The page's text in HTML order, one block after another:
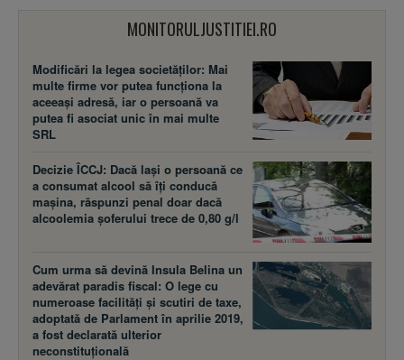
MONITORULJUSTITIEI.RO
Modificări la legea societăţilor: Mai
multe firme vor putea funcţiona la
aceeaşi adresă, iar o persoană va
putea fi asociat unic în mai multe
SRL
Decizie ÎCCJ: Dacă laşi o persoană ce
a consumat alcool să îţi conducă
maşina, răspunzi penal doar dacă
alcoolemia şoferului trece de 0,80 g/l
Cum urma să devină Insula Belina un
adevărat paradis fiscal: O lege cu
numeroase facilităţi şi scutiri de taxe,
adoptată de Parlament în aprilie 2019,
a fost declarată ulterior
neconstituţională